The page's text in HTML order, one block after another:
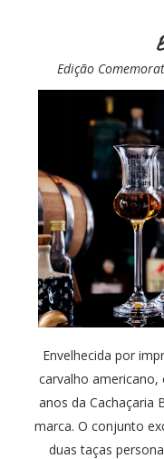
Edição
Envelhecida por
carvalho americano,
anos da Cachaçaria
marca. O conjunto
duas taças